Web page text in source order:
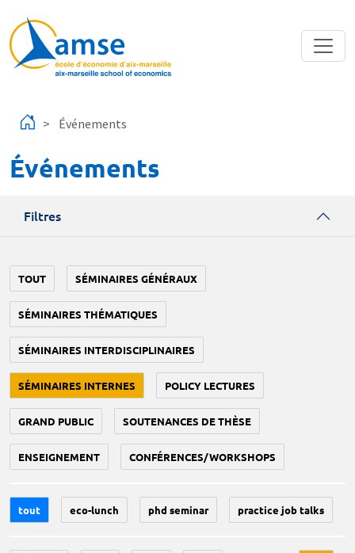
Événements
Événements
Filtres
TOUT SÉMINAIRES GÉNÉRAUX
SÉMINAIRES THÉMATIQUES
SÉMINAIRES INTERDISCIPLINAIRES
SÉMINAIRES INTERNES POLICY LECTURES
GRAND PUBLIC SOUTENANCES DE THÈSE
ENSEIGNEMENT CONFÉRENCES/WORKSHOPS
tout eco-lunch phd seminar practice job talks